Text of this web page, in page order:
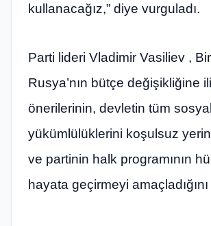
kullanacağız,” diye vurguladı.
Parti lideri Vladimir Vasiliev ,
Rusya’nın bütçe değişikliğine
önerilerinin, devletin tüm sosyal
yükümlülüklerini koşulsuz
ve partinin halk programının
hayata geçirmeyi